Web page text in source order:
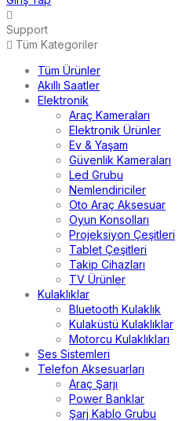
Support
Tüm Kategoriler
Tüm Ürünler
Akıllı Saatler
Elektronik
Araç Kameraları
Elektronik Ürünler
Ev & Yaşam
Güvenlik Kameraları
Led Grubu
Nemlendiriciler
Oto Araç Aksesuar
Oyun Konsolları
Projeksiyon Çeşitleri
Tablet Çeşitleri
Takip Cihazları
TV Ürünler
Kulaklıklar
Bluetooth Kulaklık
Kulaküstü Kulaklıklar
Motorcu Kulaklıkları
Ses Sistemleri
Telefon Aksesuarları
Araç Şarjı
Power Banklar
Şarj Kablo Grubu